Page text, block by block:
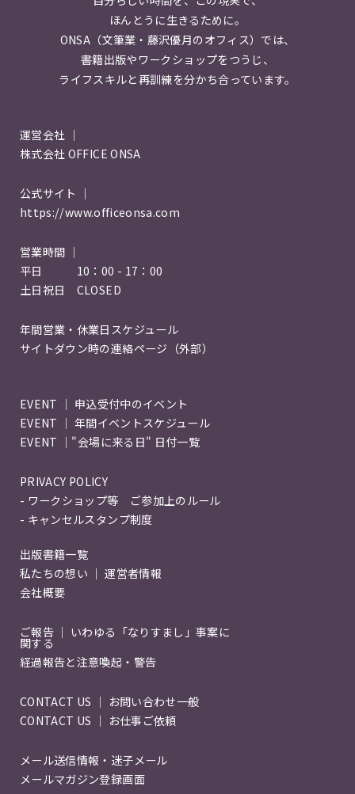
ほんとうに生きるために。
ONSA（文筆業・藤沢優月のオフィス）では、
書籍出版やワークショップをつうじ、
ライフスキルと再訓練を分かち合っています。
運営会社 ｜
株式会社 OFFICE ONSA
公式サイト ｜
https://www.officeonsa.com
営業時間 ｜
平日 10：00 - 17：00
土日祝日 CLOSED
年間営業・休業日スケジュール
サイトダウン時の連絡ページ（外部）
EVENT ｜ 申込受付中のイベント
EVENT ｜ 年間イベントスケジュール
EVENT ｜"会場に来る日" 日付一覧
PRIVACY POLICY
- ワークショップ等 ご参加上のルール
- キャンセルスタンプ制度
出版書籍一覧
私たちの想い ｜ 運営者情報
会社概要
ご報告 ｜ いわゆる「なりすまし」事案に
関する
経過報告と注意喚起・警告
CONTACT US ｜ お問い合わせ一般
CONTACT US ｜ お仕事ご依頼
メール送信情報・迷子メール
メールマガジン登録画面